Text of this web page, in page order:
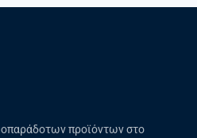
προϊόντων στο